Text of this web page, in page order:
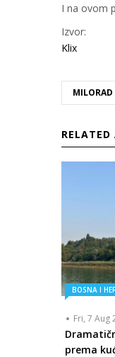
I na ovom
Izvor:
Klix
RELATED
BOSNA I
Fri, 7 Aug
prema